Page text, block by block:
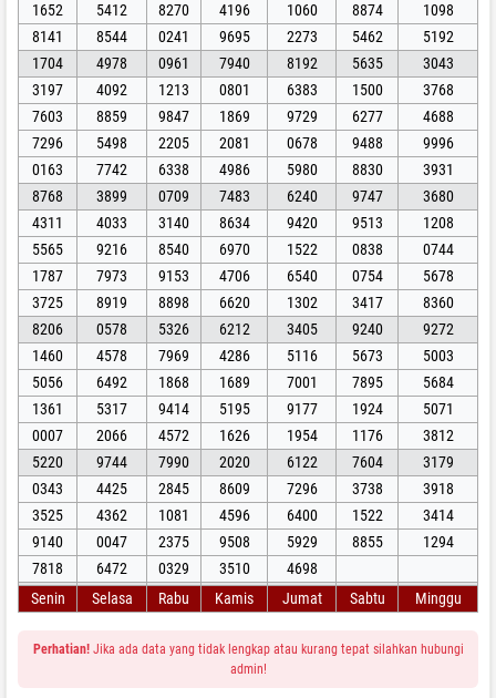
1652
5412 8270 4196 1060 8874
1098
8141
8544 0241 9695 2273 5462
5192
1704
4978 0961 7940 8192 5635
3043
3197
4092 1213 0801 6383 1500
3768
7603
8859 9847 1869 9729 6277
4688
7296
5498 2205 2081 0678 9488
9996
0163
7742 6338 4986 5980 8830
3931
8768
3899 0709 7483 6240 9747
3680
4311
4033 3140 8634 9420 9513
1208
5565
9216 8540 6970 1522 0838
0744
1787
7973 9153 4706 6540 0754
5678
3725
8919 8898 6620 1302 3417
8360
8206
0578 5326 6212 3405 9240
9272
1460
4578 7969 4286 5116 5673
5003
5056
6492 1868 1689 7001 7895
5684
1361
5317 9414 5195 9177 1924
5071
0007
2066 4572 1626 1954 1176
3812
5220
9744 7990 2020 6122 7604
3179
0343
4425 2845 8609 7296 3738
3918
3525
4362 1081 4596 6400 1522
3414
9140
0047 2375 9508 5929 8855
1294
7818
6472 0329 3510
4698
Senin
Selasa Rabu Kamis Jumat Sabtu Minggu
Perhatian!Jika ada data yang tidak lengkap atau kurang tepat silahkan hubungi
admin!